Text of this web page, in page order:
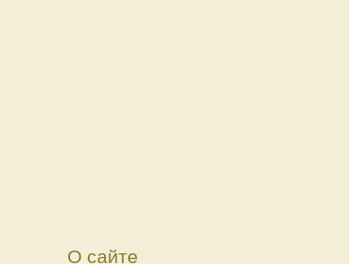
О сайте